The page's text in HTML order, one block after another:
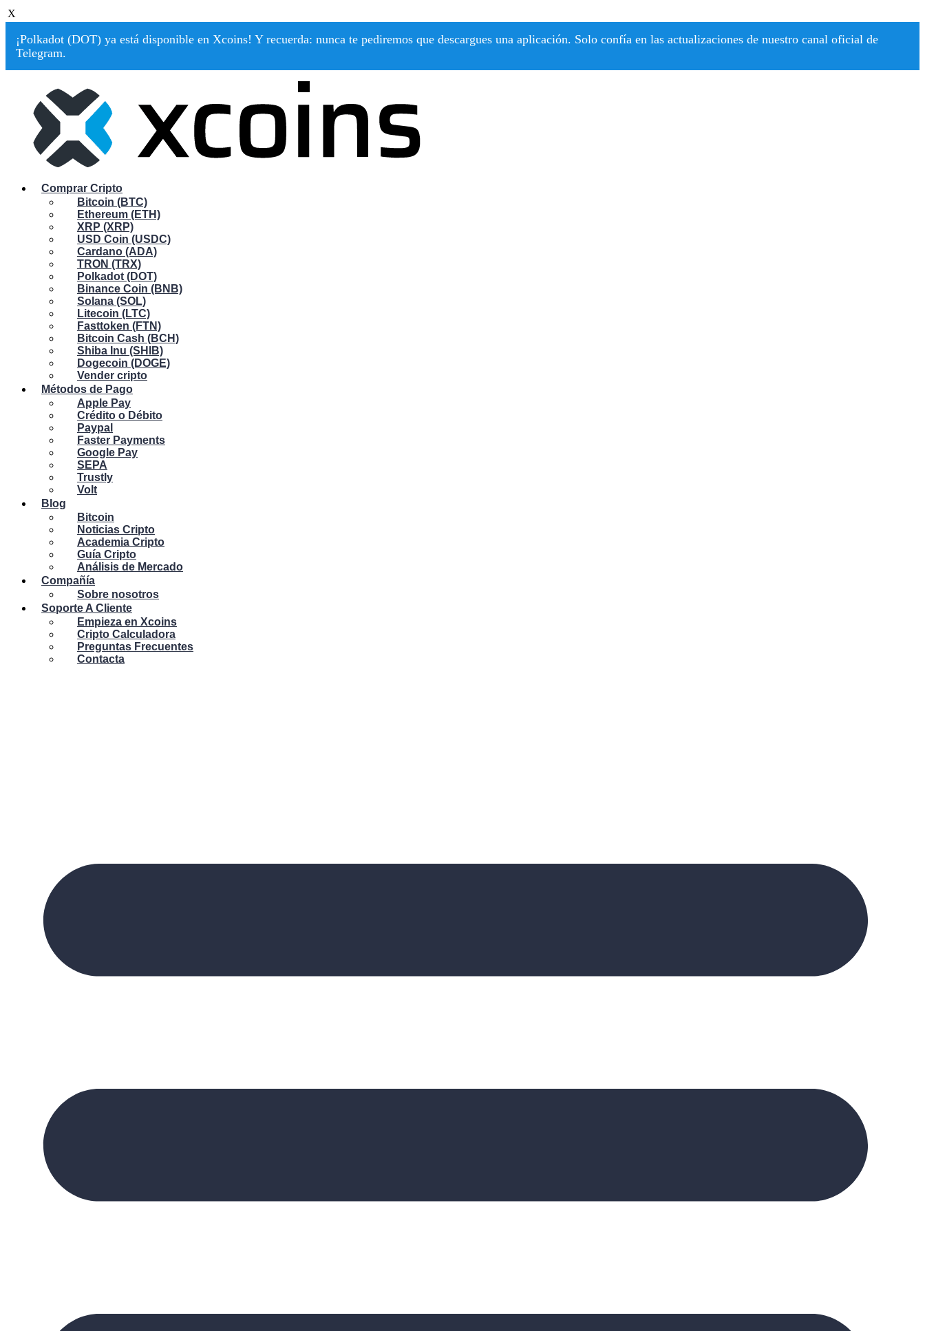
X
¡Polkadot (DOT) ya está disponible en Xcoins! Y recuerda: nunca te pediremos que descargues una aplicación. Solo confía en las actualizaciones de nuestro canal oficial de
Telegram.
Comprar Cripto
Bitcoin (BTC)
Ethereum (ETH)
XRP (XRP)
USD Coin (USDC)
Cardano (ADA)
TRON (TRX)
Polkadot (DOT)
Binance Coin (BNB)
Solana (SOL)
Litecoin (LTC)
Fasttoken (FTN)
Bitcoin Cash (BCH)
Shiba Inu (SHIB)
Dogecoin (DOGE)
Vender cripto
Métodos de Pago
Apple Pay
Crédito o Débito
Paypal
Faster Payments
Google Pay
SEPA
Trustly
Volt
Blog
Bitcoin
Noticias Cripto
Academia Cripto
Guía Cripto
Análisis de Mercado
Compañía
Sobre nosotros
Soporte A Cliente
Empieza en Xcoins
Cripto Calculadora
Preguntas Frecuentes
Contacta